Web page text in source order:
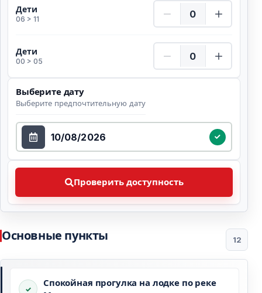
Дети
06 > 11
Дети Количество
Дети
00 > 05
Дети Количество
Выберите дату
Выберите предпочтительную дату
Выберите дату
Проверить доступность
Проверить доступность Выберите
Основные пункты 12
Спокойная прогулка на лодке по реке